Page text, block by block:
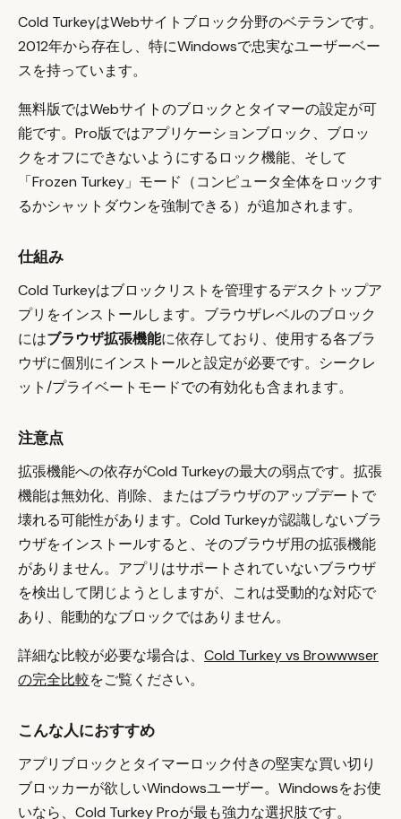
Cold TurkeyはWebサイトブロック分野のベテランです。
2012年から存在し、特にWindowsで忠実なユーザーベー
スを持っています。
無料版ではWebサイトのブロックとタイマーの設定が可
能です。Pro版ではアプリケーションブロック、ブロッ
クをオフにできないようにするロック機能、そして
「Frozen Turkey」モード（コンピュータ全体をロックす
るかシャットダウンを強制できる）が追加されます。
仕組み
Cold Turkeyはブロックリストを管理するデスクトップア
プリをインストールします。ブラウザレベルのブロック
にはブラウザ拡張機能に依存しており、使用する各ブラ
ウザに個別にインストールと設定が必要です。シークレ
ット/プライベートモードでの有効化も含まれます。
注意点
拡張機能への依存がCold Turkeyの最大の弱点です。拡張
機能は無効化、削除、またはブラウザのアップデートで
壊れる可能性があります。Cold Turkeyが認識しないブラ
ウザをインストールすると、そのブラウザ用の拡張機能
がありません。アプリはサポートされていないブラウザ
を検出して閉じようとしますが、これは受動的な対応で
あり、能動的なブロックではありません。
詳細な比較が必要な場合は、 Cold Turkey vs Browwwser
の完全比較をご覧ください。
こんな人におすすめ
アプリブロックとタイマーロック付きの堅実な買い切り
ブロッカーが欲しいWindowsユーザー。Windowsをお使
いなら、Cold Turkey Proが最も強力な選択肢です。